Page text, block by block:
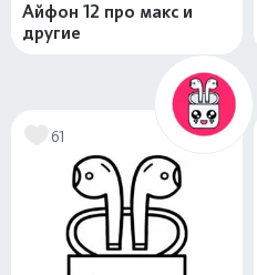
Айфон 12 про макс и
другие
61